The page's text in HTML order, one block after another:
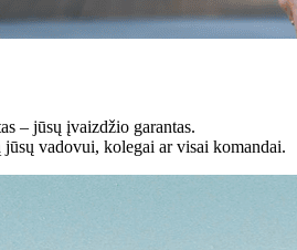
– jūsų įvaizdžio garantas.
jūsų vadovui, kolegai ar visai komandai.